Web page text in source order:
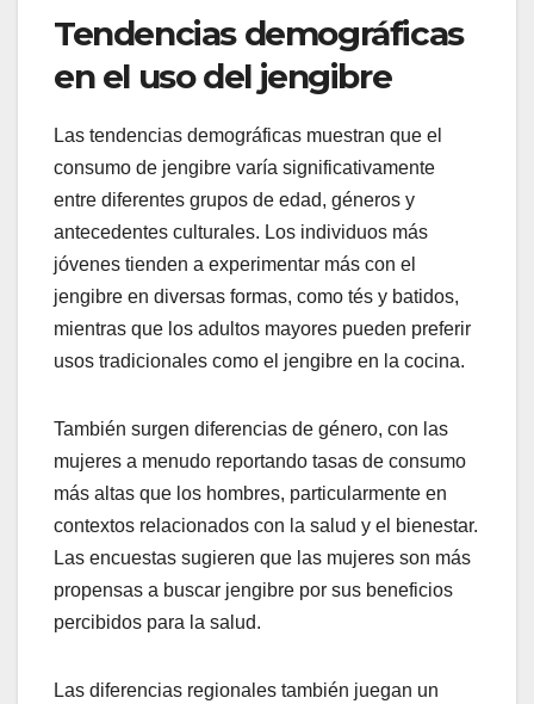
Tendencias demográficas
en el uso del jengibre
Las tendencias demográficas muestran que el
consumo de jengibre varía significativamente
entre diferentes grupos de edad, géneros y
antecedentes culturales. Los individuos más
jóvenes tienden a experimentar más con el
jengibre en diversas formas, como tés y batidos,
mientras que los adultos mayores pueden preferir
usos tradicionales como el jengibre en la cocina.
También surgen diferencias de género, con las
mujeres a menudo reportando tasas de consumo
más altas que los hombres, particularmente en
contextos relacionados con la salud y el bienestar.
Las encuestas sugieren que las mujeres son más
propensas a buscar jengibre por sus beneficios
percibidos para la salud.
Las diferencias regionales también juegan un